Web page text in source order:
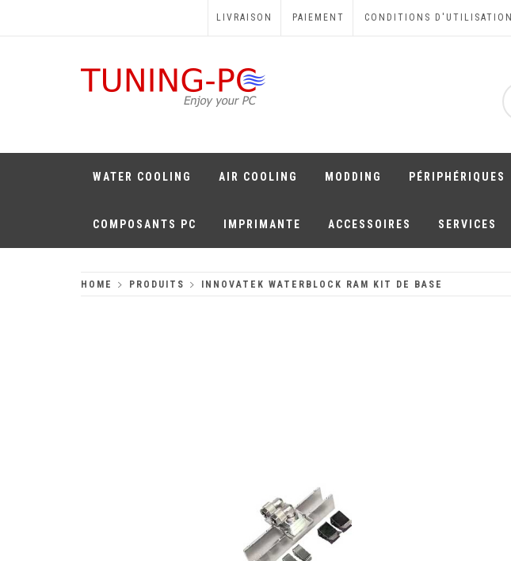
LIVRAISON PAIEMENT CONDITIONS D'UTILISATION
WATER COOLING AIR COOLING MODDING PÉRIPHÉRIQUES
COMPOSANTS PC IMPRIMANTE ACCESSOIRES SERVICES
HOME PRODUITS INNOVATEK WATERBLOCK RAM KIT DE BASE